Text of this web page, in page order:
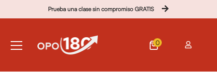
Prueba una clase sin compromiso GRATIS
0